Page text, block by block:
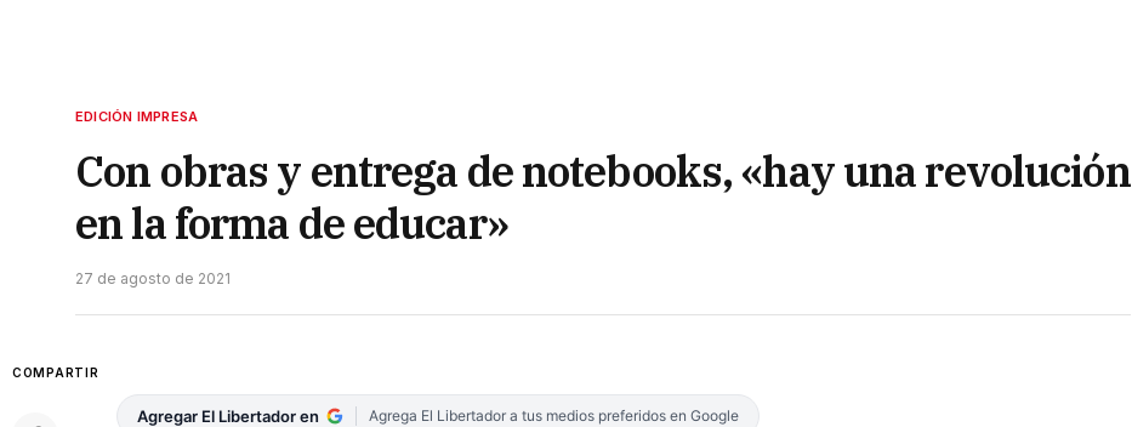
EDICIÓN IMPRESA
Con obras y entrega de notebooks, «hay una revolución
en la forma de educar»
27 de agosto de 2021
COMPARTIR
Agregar El Libertador en Agrega El Libertador a tus medios preferidos en Google